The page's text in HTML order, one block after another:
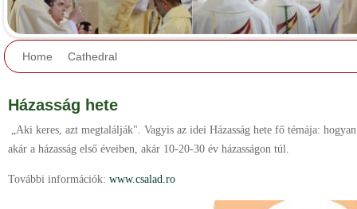
Home Cathedral
Házasság hete
„Aki keres, azt megtalálják". Vagyis az idei Házasság hete fő témája:
akár a házasság első éveiben, akár 10-20-30 év házasságon túl.
További információk: www.csalad.ro